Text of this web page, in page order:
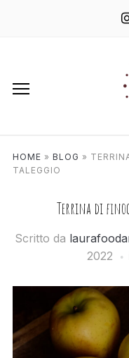
HOME » BLOG »
TALEGGIO
Terrina di
Scritto da
2022